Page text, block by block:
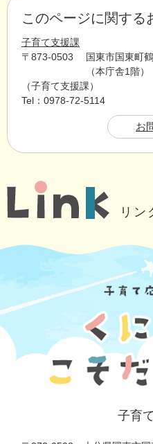
このページに関する
子育て支援課
〒873-0503
国東市国東町
（本庁舎1階）
子育て支援課
Tel：0978-72-5114
お
リン
子育